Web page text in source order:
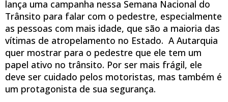
lança uma campanha nessa Semana Nacional do
Trânsito para falar com o pedestre, especialmente
as pessoas com mais idade, que são a maioria das
vítimas de atropelamento no Estado. A Autarquia
quer mostrar para o pedestre que ele tem um
papel ativo no trânsito. Por ser mais frágil, ele
deve ser cuidado pelos motoristas, mas também é
um protagonista de sua segurança.